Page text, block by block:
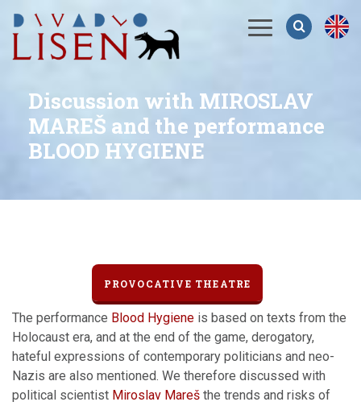
Menu
Discussion with MIROSLAV
MAREŠ and the performance
BLOOD HYGIENE
PROVOCATIVE THEATRE
The performance Blood Hygiene is based on texts from the
Holocaust era, and at the end of the game, derogatory,
hateful expressions of contemporary politicians and neo-
Nazis are also mentioned. We therefore discussed with
political scientist Miroslav Mareš the trends and risks of